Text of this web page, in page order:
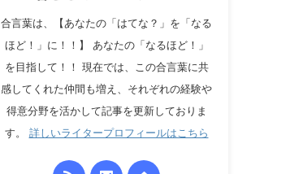
合言葉は、【あなたの「はてな？」を「なる
ほど！」に！！】 あなたの「なるほど！」
を目指して！！ 現在では、この合言葉に共
感してくれた仲間も増え、それぞれの経験や
得意分野を活かして記事を更新しておりま
す。 詳しいライタープロフィールはこちら